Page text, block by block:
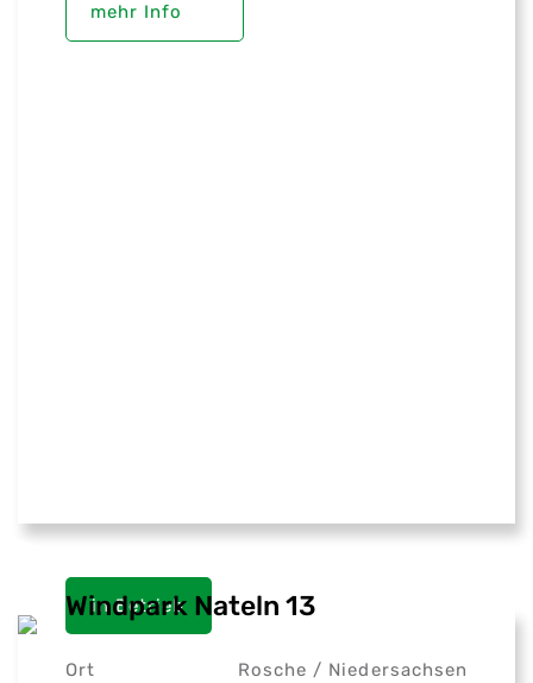
mehr Info
in Betrieb
Windpark Nateln 13
Ort Rosche / Niedersachsen